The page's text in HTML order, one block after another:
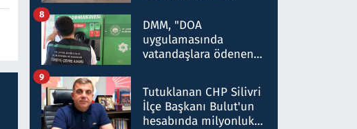
DMM, "DOA
uygulamasında
vatandaşlara ödenen
düşürüldüğü" iddiasını
yalanladı
8
Tutuklanan CHP Silivri
İlçe Başkanı Bulut'un
hesabında milyonluk
9